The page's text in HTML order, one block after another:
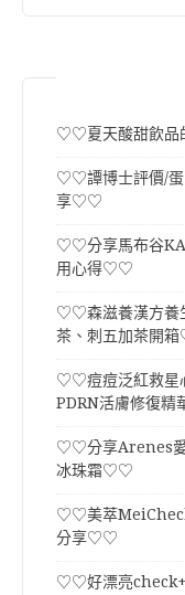
♡♡夏天酸甜飲品
♡♡譚博士評價/蛋
享♡♡
♡♡分享馬布谷
用心得♡♡
♡♡森滋養漢方養
茶、刺五加茶開
♡♡痘痘泛紅救星
PDRN活膚修復
♡♡分享Arenes愛
冰珠霜♡♡
♡♡美萃
分享♡♡
♡♡好漂亮check+